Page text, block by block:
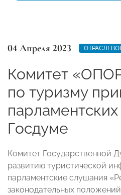
04 Апреля 2023
Комитет
по туризму
Госдуме
Комитет Государственной
развитию туристической
парламентские слушания
законодательных